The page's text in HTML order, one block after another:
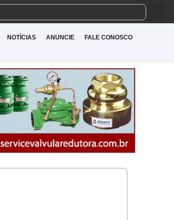
NOTÍCIAS ANUNCIE FALE CONOSCO